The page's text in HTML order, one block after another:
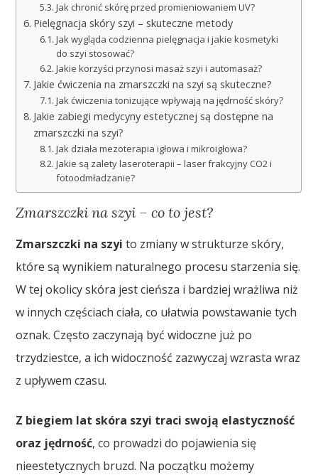
Jak chronić skórę przed promieniowaniem UV?
Pielęgnacja skóry szyi – skuteczne metody
Jak wygląda codzienna pielęgnacja i jakie kosmetyki
do szyi stosować?
Jakie korzyści przynosi masaż szyi i automasaż?
Jakie ćwiczenia na zmarszczki na szyi są skuteczne?
Jak ćwiczenia tonizujące wpływają na jędrność skóry?
Jakie zabiegi medycyny estetycznej są dostępne na
zmarszczki na szyi?
Jak działa mezoterapia igłowa i mikroigłowa?
Jakie są zalety laseroterapii – laser frakcyjny CO2 i
fotoodmładzanie?
Zmarszczki na szyi – co to jest?
Zmarszczki na szyi to zmiany w strukturze skóry,
które są wynikiem naturalnego procesu starzenia się.
W tej okolicy skóra jest cieńsza i bardziej wrażliwa niż
w innych częściach ciała, co ułatwia powstawanie tych
oznak. Często zaczynają być widoczne już po
trzydziestce, a ich widoczność zazwyczaj wzrasta wraz
z upływem czasu.
Z biegiem lat skóra szyi traci swoją elastyczność
oraz jędrność, co prowadzi do pojawienia się
nieestetycznych bruzd. Na początku możemy